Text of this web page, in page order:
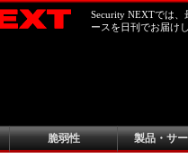
Security NEXTでは
ースを日刊でお届け
脆弱性 製品・サ